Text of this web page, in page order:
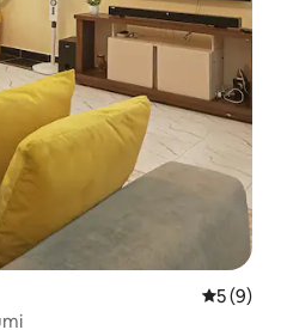
5 (9)